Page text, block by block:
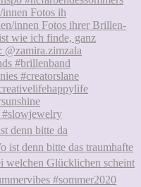
Fotos ih
denn bitte da